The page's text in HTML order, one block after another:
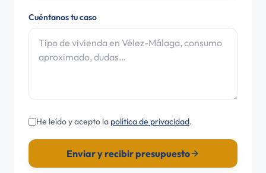
Cuéntanos tu caso
He leído y acepto la política de privacidad.
Enviar y recibir presupuesto